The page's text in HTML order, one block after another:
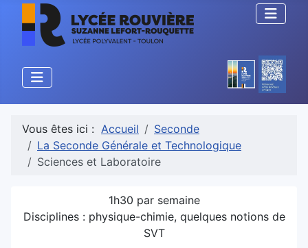
Vous êtes ici : Accueil
Seconde
La Seconde Générale et Technologique
Sciences et Laboratoire
1h30 par semaine
Disciplines : physique-chimie, quelques notions de
SVT